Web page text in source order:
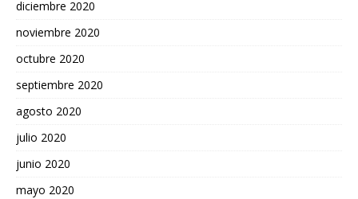
diciembre 2020
noviembre 2020
octubre 2020
septiembre 2020
agosto 2020
julio 2020
junio 2020
mayo 2020